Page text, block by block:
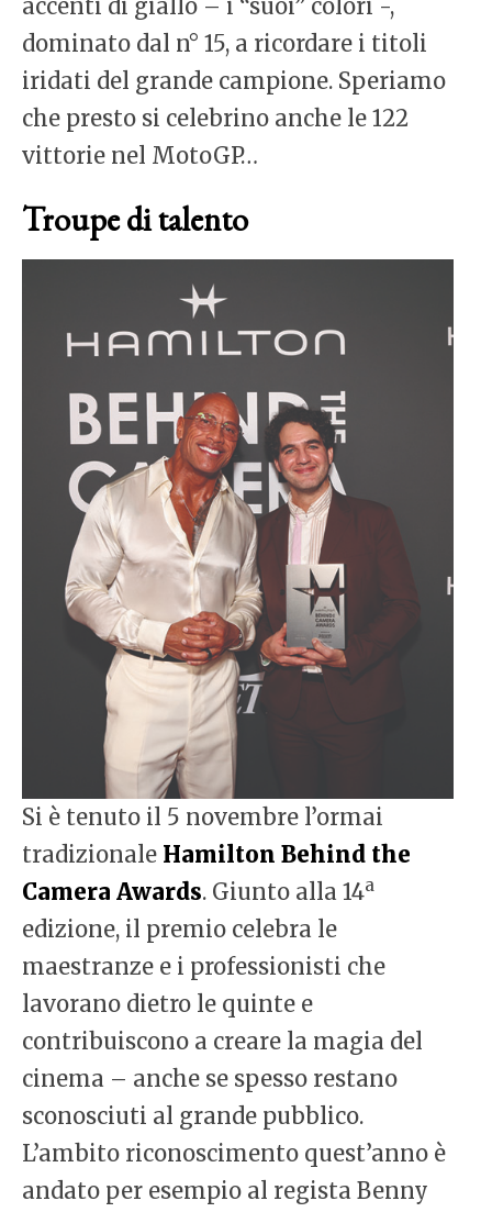
accenti di giallo – i “suoi” colori -,
dominato dal n° 15, a ricordare i titoli
iridati del grande campione. Speriamo
che presto si celebrino anche le 122
vittorie nel MotoGP…
Troupe di talento
Si è tenuto il 5 novembre l’ormai
tradizionale Hamilton Behind the
Camera Awards. Giunto alla 14a
edizione, il premio celebra le
maestranze e i professionisti che
lavorano dietro le quinte e
contribuiscono a creare la magia del
cinema – anche se spesso restano
sconosciuti al grande pubblico.
L’ambito riconoscimento quest’anno è
andato per esempio al regista Benny